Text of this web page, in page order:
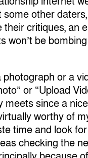
other
their critiques, an
won’t be
photograph or a
or “Upload
meets since a
worthy of
time and look
checking the